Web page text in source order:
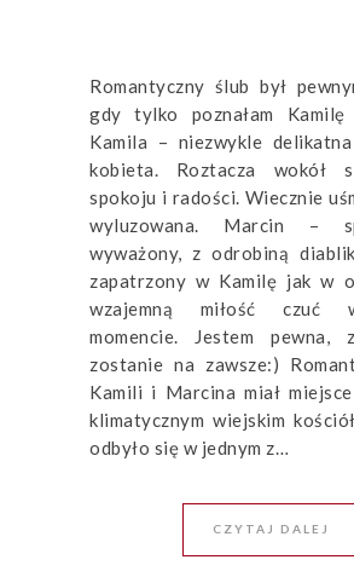
Romantyczny ślub był
gdy tylko poznałam
Kamila – niezwykle
kobieta. Roztacza wokół
spokoju i radości. Wiecznie
wyluzowana. Marcin –
wyważony, z odrobiną
zapatrzony w Kamilę jak w
wzajemną miłość czuć
momencie. Jestem
zostanie na zawsze:)
Kamili i Marcina miał
klimatycznym wiejskim
odbyło się w jednym z…
CZYTAJ DALEJ